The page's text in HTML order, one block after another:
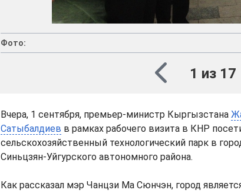
Фото:
1 из 17
Вчера, 1 сентября, премьер-министр Кыргызстана
Сатыбалдиев в рамках рабочего визита в КНР
сельскохозяйственный технологический парк в
Синьцзян-Уйгурского автономного района.
Как рассказал мэр Чанцзи Ма Сюнчэн, город